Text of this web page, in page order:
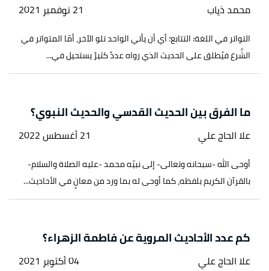
محمد ذياب 21 نوفمبر 2021
التواتر في اللغة: التتابع؛ أي أن يأتي الواحد تلو الآخر، أمّا المتواتر في
الشَّرع فيُطلق على الحديث الذي رواه عددٌ كثيرٌ يستحيل في...
ما الفرق بين الحديث القدسي والحديث النبوي؟
علا الحاج علي 21 أغسطس 2022
أوحى الله -سبحانه وتعالى- إلى نبيّه محمد -عليه الصلاة والسلام-
بالقرآن الكريم بلفظه، كما أوحى له بما ورد من معانٍ في الأحاديث...
كم عدد الأحاديث المروية عن فاطمة الزهراء؟
علا الحاج علي 04 أكتوبر 2021